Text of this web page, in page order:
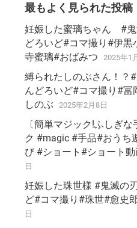
最もよく見られた投稿
妊娠した蜜璃ちゃん #鬼
どろいど#コマ撮り#伊黒
寺蜜璃#おばみつ
2025年1
縛られたしのぶさん！？
んどろいど#コマ撮り#冨
しのぶ
2025年2月8日
〔簡単マジック!ふしぎ
ク #magic #手品#おうち
び #ショート#ショート動
日
妊娠した珠世様 #鬼滅の
ど#コマ撮り#珠世#愈史
日